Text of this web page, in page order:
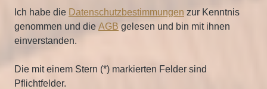
Ich habe die Datenschutzbestimmungen zur Kenntnis
genommen und die AGB gelesen und bin mit ihnen
einverstanden.
Die mit einem Stern (*) markierten Felder sind
Pflichtfelder.